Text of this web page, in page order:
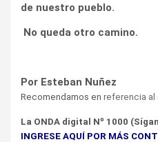
de nuestro pueblo.
No queda otro camino.
Por Esteban Nuñez
Recomendamos en referencia al
La ONDA digital Nº 1000
INGRESE AQUÍ POR MÁS